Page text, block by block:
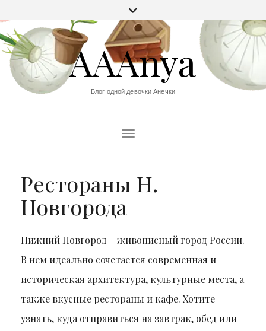
AAAnya
Блог одной девочки Анечки
Переключить навигацию
Рестораны Н.
Новгорода
Нижний Новгород – живописный город России.
В нем идеально сочетается современная и
историческая архитектура, культурные места, а
также вкусные рестораны и кафе. Хотите
узнать, куда отправиться на завтрак, обед или